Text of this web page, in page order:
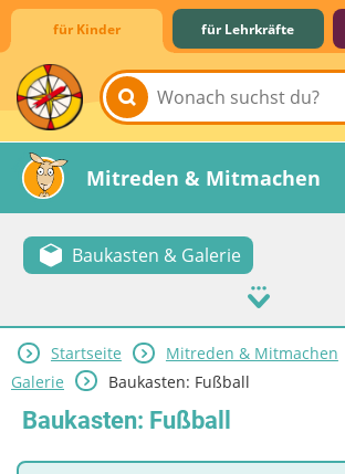
für Kinder für Lehrkräfte
Lernen & Schule
Hobby & Freizeit
Spiel & Spaß
Mitreden & Mitmachen
Baukasten & Galerie
Startseite Mitreden & Mitmachen
Galerie
Baukasten: Fußball
Baukasten: Fußball